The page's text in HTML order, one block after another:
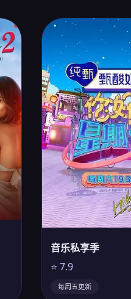
音乐私享季
⭐ 7.9
每周五更新